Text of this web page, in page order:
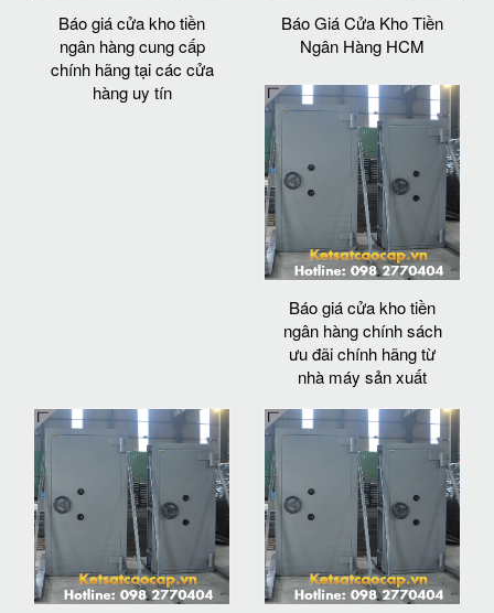
Báo giá cửa kho tiền
ngân hàng cung cấp
chính hãng tại các cửa
hàng uy tín
Báo Giá Cửa Kho Tiền
Ngân Hàng HCM
Báo giá cửa kho tiền
ngân hàng chính sách
ưu đãi chính hãng từ
nhà máy sản xuất